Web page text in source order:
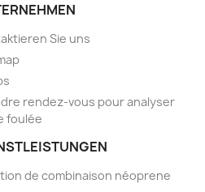
Sie uns
rendez-vous pour analyser
foulée
de combinaison néoprene